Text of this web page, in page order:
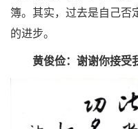
簿。其实，过去是自己否
的进步。
黄俊俭：谢谢你接受